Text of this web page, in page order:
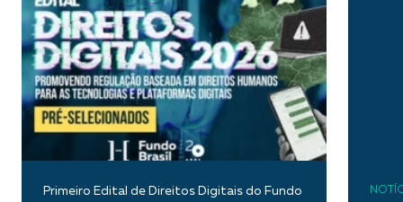
Primeiro Edital de Direitos Digitais do Fundo